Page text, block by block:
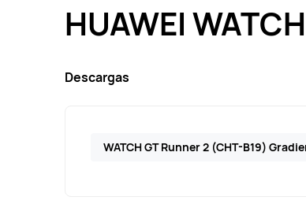
HUAWEI
Descargas